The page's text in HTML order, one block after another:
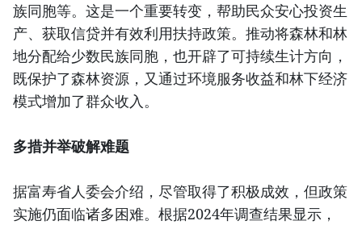
族同胞等。这是一个重要转变，帮助民众安心投资生
产、获取信贷并有效利用扶持政策。推动将森林和林
地分配给少数民族同胞，也开辟了可持续生计方向，
既保护了森林资源，又通过环境服务收益和林下经济
模式增加了群众收入。
多措并举破解难题
据富寿省人委会介绍，尽管取得了积极成效，但政策
实施仍面临诸多困难。根据2024年调查结果显示，